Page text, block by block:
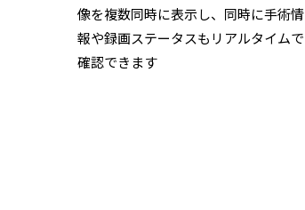
像を複数同時に表示し、同時に手術情
報や録画ステータスもリアルタイムで
確認できます